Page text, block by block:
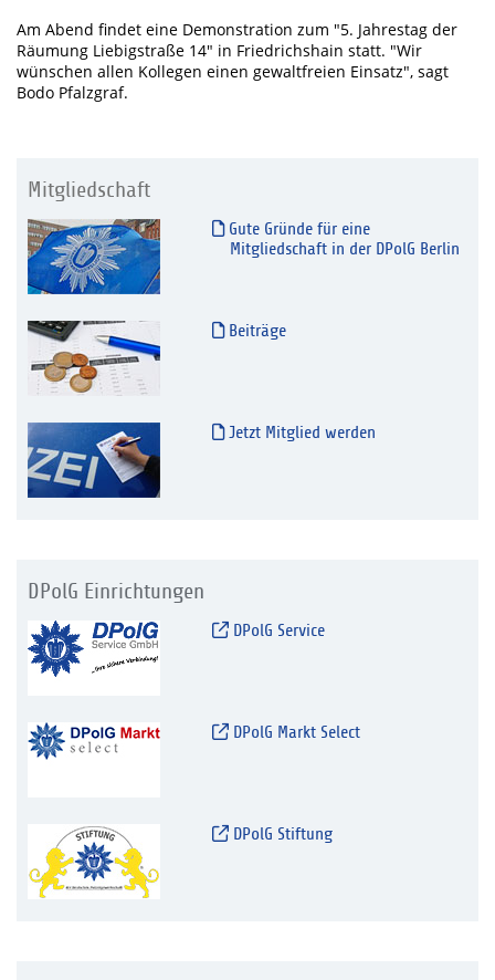
Am Abend findet eine Demonstration zum "5. Jahrestag der
Räumung Liebigstraße 14" in Friedrichshain statt. "Wir
wünschen allen Kollegen einen gewaltfreien Einsatz", sagt
Bodo Pfalzgraf.
Mitgliedschaft
Gute Gründe für eine
Mitgliedschaft in der DPolG Berlin
Beiträge
Jetzt Mitglied werden
DPolG Einrichtungen
DPolG Service
DPolG Markt Select
DPolG Stiftung